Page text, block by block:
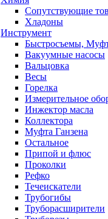
Сопутствующие
Хладоны
Инструмент
Быстросъемы,
Вакуумные насосы
Вальцовка
Весы
Горелка
Измерительное
Инжектор масла
Коллектора
Муфта Ганзена
Остальное
Припой и флюс
Проколки
Рефко
Течеискатели
Трубогибы
Труборасширители